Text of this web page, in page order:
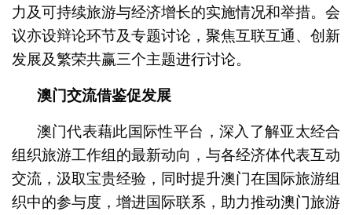
力及可持续旅游与经济增长的实施情况和举措。会
议亦设辩论环节及专题讨论，聚焦互联互通、创新
发展及繁荣共赢三个主题进行讨论。
澳门交流借鉴促发展
澳门代表藉此国际性平台，深入了解亚太经合
组织旅游工作组的最新动向，与各经济体代表互动
交流，汲取宝贵经验，同时提升澳门在国际旅游组
织中的参与度，增进国际联系，助力推动澳门旅游